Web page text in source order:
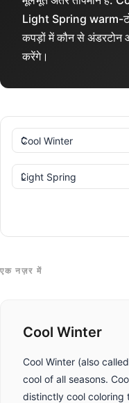
Light Spring warm-
कपड़ों में कौन से अंडरटोन
करेंगे।
एक नज़र में
Cool Winter
Cool Winter (also
cool of all seasons.
distinctly cool coloring